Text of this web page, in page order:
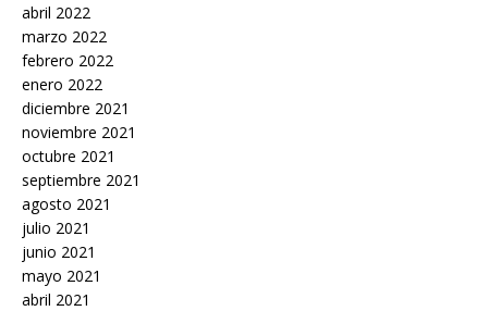
abril 2022
marzo 2022
febrero 2022
enero 2022
diciembre 2021
noviembre 2021
octubre 2021
septiembre 2021
agosto 2021
julio 2021
junio 2021
mayo 2021
abril 2021